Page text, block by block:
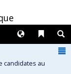
Liens
Langues
candidates au